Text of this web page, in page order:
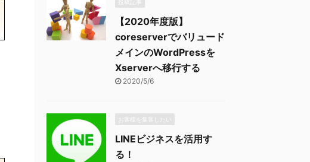
投稿記事
【2020年度版】
coreserverでバリュード
メインのWordPressを
Xserverへ移行する
2020/5/6
お客様を集客したい
LINEビジネスを活用す
る！